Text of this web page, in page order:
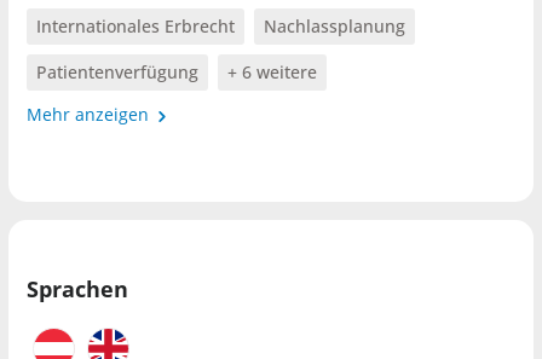
Internationales Erbrecht
Nachlassplanung
Patientenverfügung
+ 6 weitere
Mehr anzeigen
Sprachen